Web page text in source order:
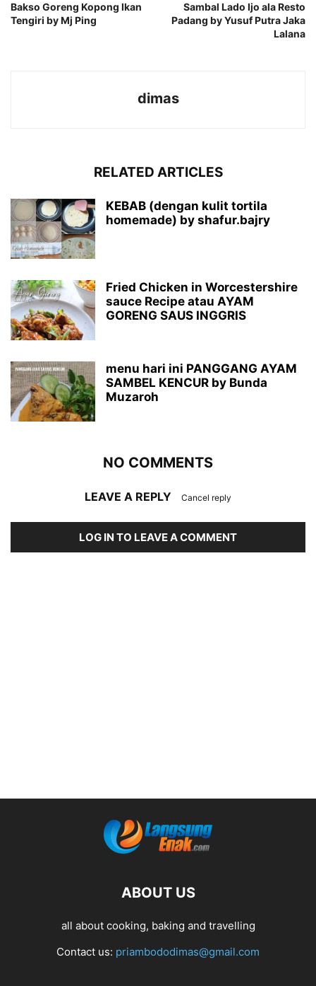
Bakso Goreng Kopong Ikan
Tengiri by Mj Ping
Sambal Lado Ijo ala Resto
Padang by Yusuf Putra Jaka
Lalana
dimas
RELATED ARTICLES
KEBAB (dengan kulit tortila
homemade) by shafur.bajry
Fried Chicken in Worcestershire
sauce Recipe atau AYAM
GORENG SAUS INGGRIS
menu hari ini PANGGANG AYAM
SAMBEL KENCUR by Bunda
Muzaroh
NO COMMENTS
LEAVE A REPLY Cancel reply
LOG IN TO LEAVE A COMMENT
ABOUT US
all about cooking, baking and travelling
Contact us: priambododimas@gmail.com